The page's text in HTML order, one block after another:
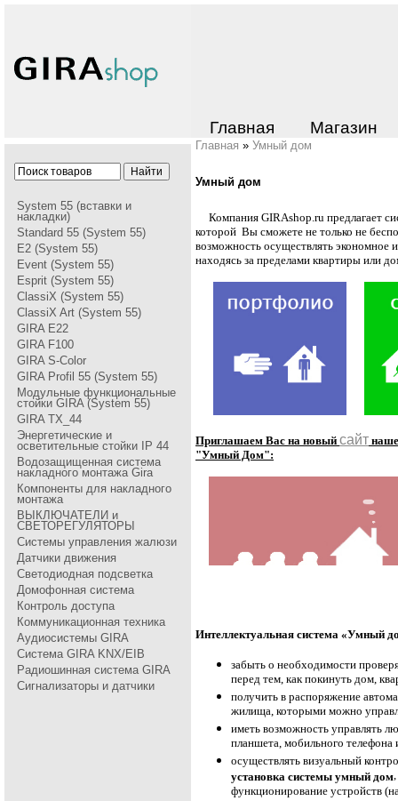
Главная Магазин
System 55 (вставки и
накладки)
Standard 55 (System 55)
E2 (System 55)
Event (System 55)
Esprit (System 55)
ClassiX (System 55)
ClassiX Art (System 55)
GIRA Е22
GIRA F100
GIRA S-Color
GIRA Profil 55 (System 55)
Модульные функциональные
стойки GIRA (System 55)
GIRA TX_44
Энергетические и
осветительные стойки IP 44
Водозащищенная система
накладного монтажа Gira
Компоненты для накладного
монтажа
ВЫКЛЮЧАТЕЛИ и
СВЕТОРЕГУЛЯТОРЫ
Системы управления жалюзи
Датчики движения
Светодиодная подсветка
Домофонная система
Контроль доступа
Коммуникационная техника
Аудиосистемы GIRA
Система GIRA KNX/EIB
Радиошинная система GIRA
Сигнализаторы и датчики
Главная » Умный дом
Умный дом
Компания GIRAshop.ru предлагает
которой Вы сможете не только не
возможность осуществлять
находясь за пределами квартиры или
Приглашаем Вас на новый сайт
"Умный Дом":
Интеллектуальная система «Умный
забыть о необходимости
перед тем, как покинуть дом,
получить в распоряжение
жилища, которыми можно
иметь возможность управлять
планшета, мобильного
осуществлять визуальный
установка системы умный дом
функционирование устройств